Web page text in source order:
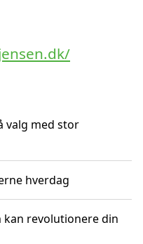
valg med stor
hverdag
revolutionere din